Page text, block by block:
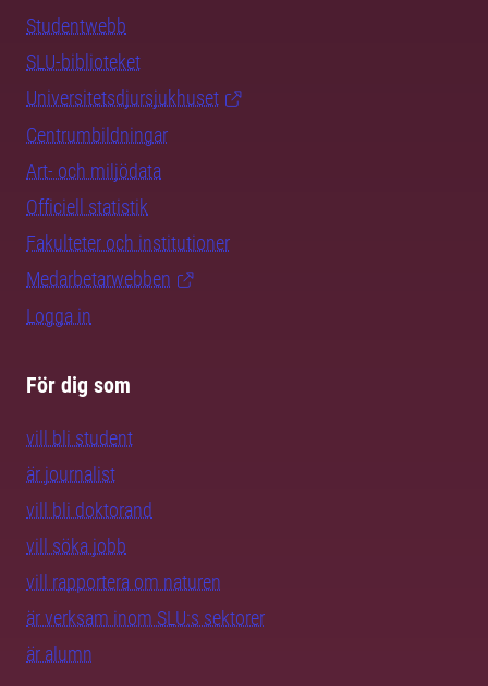
Studentwebb
SLU-biblioteket
Universitetsdjursjukhuset
Centrumbildningar
Art- och miljödata
Officiell statistik
Fakulteter och institutioner
Medarbetarwebben
Logga in
För dig som
vill bli student
är journalist
vill bli doktorand
vill söka jobb
vill rapportera om naturen
är verksam inom SLU:s sektorer
är alumn